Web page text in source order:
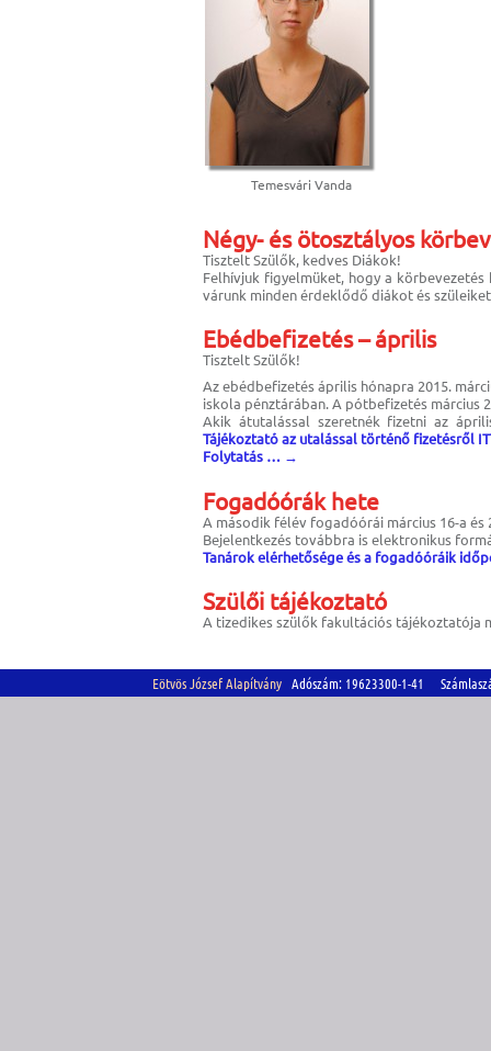
Temesvári Vanda
Négy- és ötosztályos
Tisztelt Szülők, kedves Diákok!
Felhívjuk figyelmüket, hogy a
várunk minden érdeklődő diákot és
Ebédbefizetés – április
Tisztelt Szülők!
Az ebédbefizetés április hónapra 2015.
iskola pénztárában. A pótbefizetés március
Akik átutalással szeretnék fizetni az
Tájékoztató az utalással történő fizetésről
Folytatás … →
Fogadóórák hete
A második félév fogadóórái március 16-a és
Bejelentkezés továbbra is elektronikus
Tanárok elérhetősége és a fogadóóráik
Szülői tájékoztató
A tizedikes szülők fakultációs tájékoztatója
Eötvös József Alapítvány Adószám: 19623300-1-41